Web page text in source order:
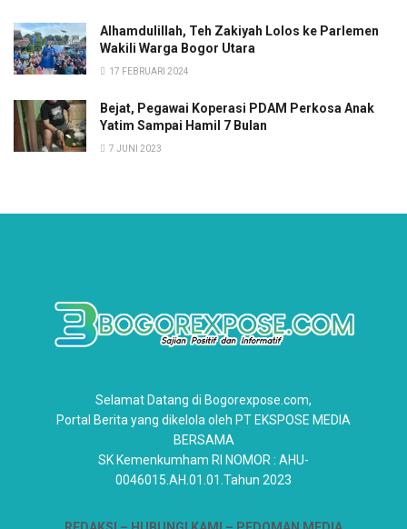
Alhamdulillah, Teh Zakiyah Lolos ke Parlemen
Wakili Warga Bogor Utara
17 FEBRUARI 2024
Bejat, Pegawai Koperasi PDAM Perkosa Anak
Yatim Sampai Hamil 7 Bulan
7 JUNI 2023
Selamat Datang di Bogorexpose.com,
Portal Berita yang dikelola oleh PT EKSPOSE MEDIA
BERSAMA
SK Kemenkumham RI NOMOR : AHU-
0046015.AH.01.01.Tahun 2023